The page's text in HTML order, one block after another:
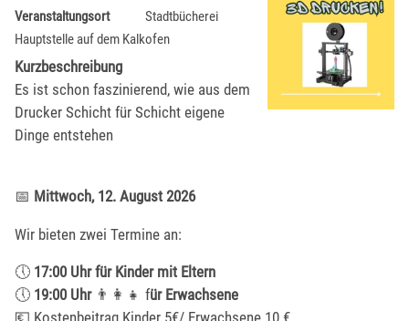
Veranstaltungsort
Stadtbücherei
Hauptstelle auf dem Kalkofen
Kurzbeschreibung
Es ist schon faszinierend, wie aus dem
Drucker Schicht für Schicht eigene
Dinge entstehen
📅 Mittwoch, 12. August 2026
Wir bieten zwei Termine an:
🕔 17:00 Uhr für Kinder mit Eltern
🕔 19:00 Uhr 👨‍👩‍👧 für Erwachsene